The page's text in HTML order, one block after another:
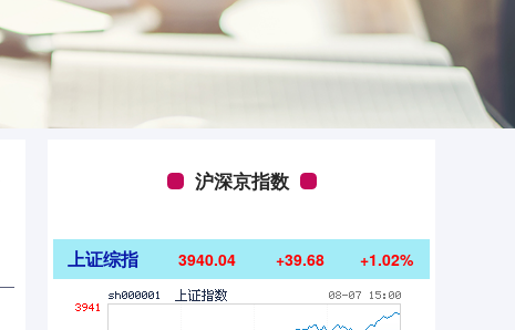
沪深京指数
上证综指 3940.04 +39.68 +1.02%